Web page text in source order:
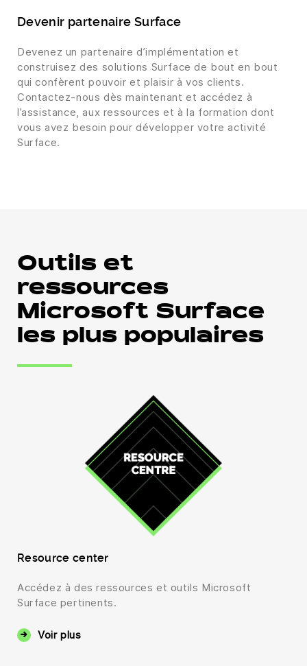
Devenir partenaire Surface
Devenez un partenaire d’implémentation et
construisez des solutions Surface de bout en bout
qui confèrent pouvoir et plaisir à vos clients.
Contactez-nous dès maintenant et accédez à
l’assistance, aux ressources et à la formation dont
vous avez besoin pour développer votre activité
Surface.
Outils et
ressources
Microsoft Surface
les plus populaires
Resource center
Accédez à des ressources et outils Microsoft
Surface pertinents.
Voir plus